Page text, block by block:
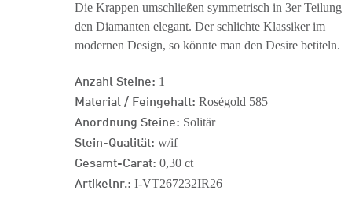
Die Krappen umschließen symmetrisch in 3er Teilung
den Diamanten elegant. Der schlichte Klassiker im
modernen Design, so könnte man den Desire betiteln.
Anzahl Steine: 1
Material / Feingehalt: Roségold 585
Anordnung Steine: Solitär
Stein-Qualität: w/if
Gesamt-Carat: 0,30 ct
Artikelnr.: I-VT267232IR26